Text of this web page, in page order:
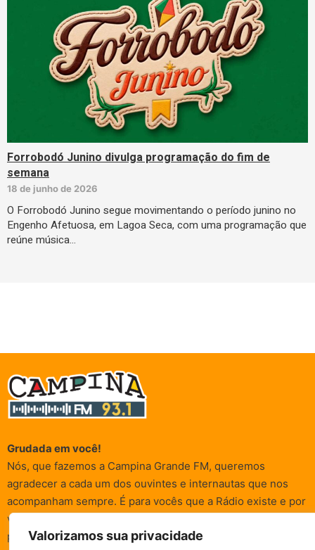
Valorizamos sua privacidade
Forrobodó Junino divulga programação do fim de
semana
18 de junho de 2026
O Forrobodó Junino segue movimentando o período junino no
Engenho Afetuosa, em Lagoa Seca, com uma programação que
reúne música…
Grudada em você!
Nós, que fazemos a Campina Grande FM, queremos
agradecer a cada um dos ouvintes e internautas que nos
acompanham sempre. É para vocês que a Rádio existe e por
vocês que as informações (informativas, de entretenimento,
promocionais e de conscientização) são realizadas.